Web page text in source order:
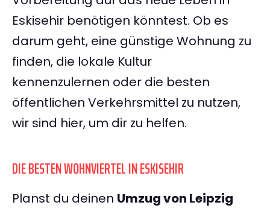
Eskisehir benötigen könntest. Ob es
darum geht, eine günstige Wohnung zu
finden, die lokale Kultur
kennenzulernen oder die besten
öffentlichen Verkehrsmittel zu nutzen,
wir sind hier, um dir zu helfen.
DIE BESTEN WOHNVIERTEL IN ESKISEHIR
Planst du deinen Umzug von Leipzig